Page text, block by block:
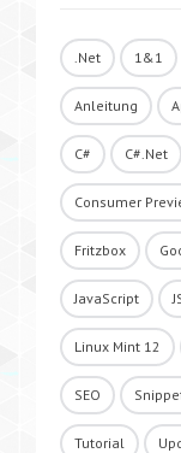
.Net 1&1
Anleitung
C# C#.Net
Consumer
Fritzbox
JavaScript
Linux Mint 12
SEO
Tutorial